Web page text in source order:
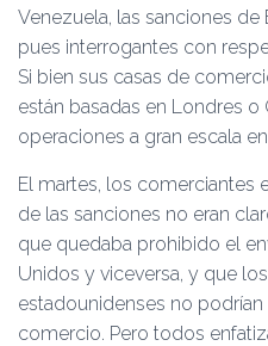
Venezuela, las sanciones
pues interrogantes con
Si bien sus casas de
están basadas en Londres o
operaciones a gran escala
El martes, los comerciantes
de las sanciones no eran
que quedaba prohibido el
Unidos y viceversa, y que
estadounidenses no
comercio. Pero todos